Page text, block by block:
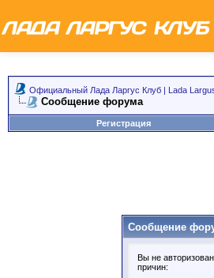
Официальный Лада Ларгус Клуб | Lada
Сообщение форума
Регистрация
Сообщение
Вы не
причин: